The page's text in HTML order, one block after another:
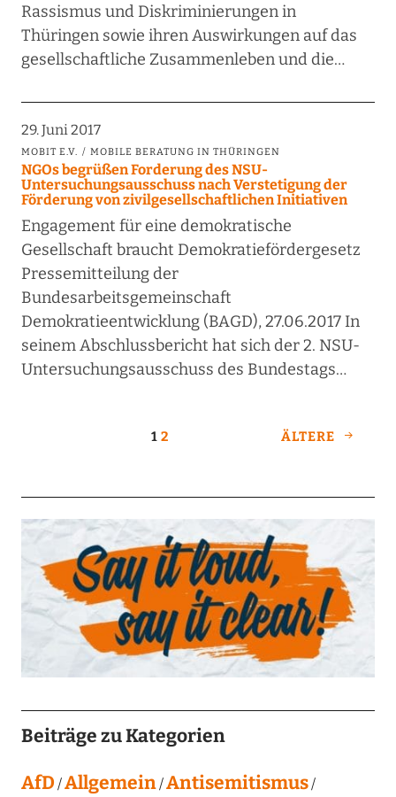
Rassismus und Diskriminierungen in
Thüringen sowie ihren Auswirkungen auf das
gesellschaftliche Zusammenleben und die…
29. Juni 2017
MOBIT E.V. MOBILE BERATUNG IN THÜRINGEN
NGOs begrüßen Forderung des NSU-
Untersuchungsausschuss nach Verstetigung der
Förderung von zivilgesellschaftlichen Initiativen
Engagement für eine demokratische
Gesellschaft braucht Demokratiefördergesetz
Pressemitteilung der
Bundesarbeitsgemeinschaft
Demokratieentwicklung (BAGD), 27.06.2017 In
seinem Abschlussbericht hat sich der 2. NSU-
Untersuchungsausschuss des Bundestags…
1 2 ÄLTERE
Beiträge zu Kategorien
AfD Allgemein Antisemitismus